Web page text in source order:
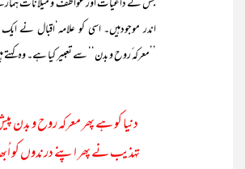
جس کے داعیات اور عواطف و میلانات
اندر موجودہیں۔ اسی کو علامہ‘اقبال نے
’’معرکہ ٔروح و بدن‘‘ سے تعبیر کیا ہے۔ وہ
دنیا کو ہے پھر معرکہ روح و بدن
تہذیب نے پھر اپنے درندوں کو